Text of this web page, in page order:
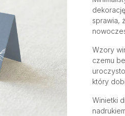
sprawia,
Wzory
czemu
który
Winietki